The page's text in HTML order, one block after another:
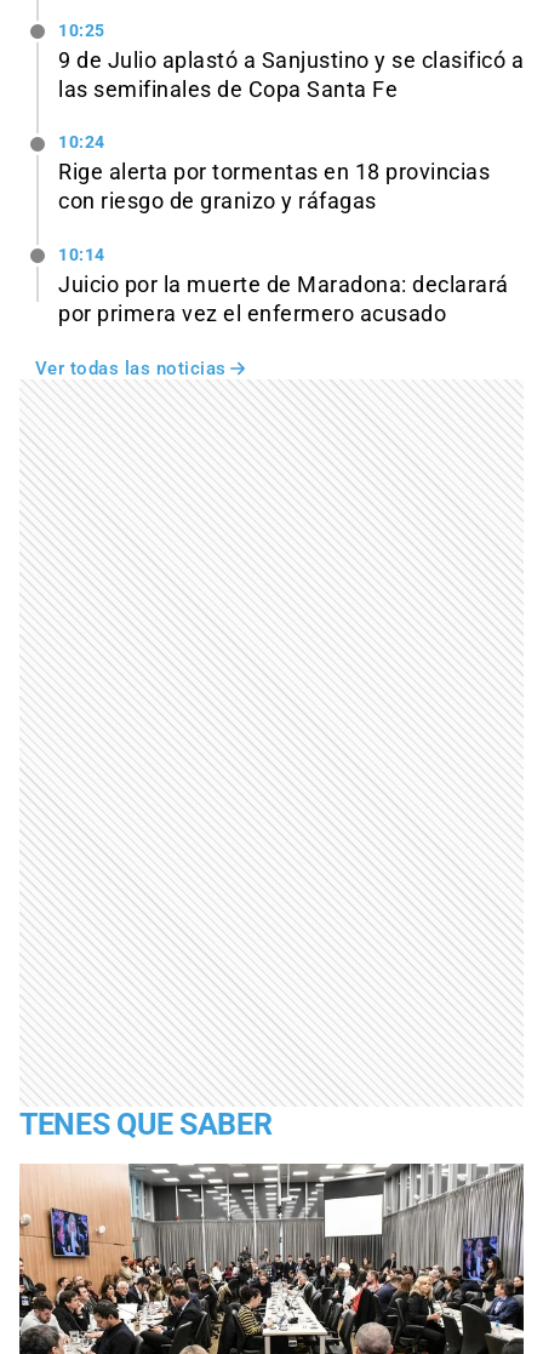
10:25
9 de Julio aplastó a Sanjustino y se clasificó a
las semifinales de Copa Santa Fe
10:24
Rige alerta por tormentas en 18 provincias
con riesgo de granizo y ráfagas
10:14
Juicio por la muerte de Maradona: declarará
por primera vez el enfermero acusado
Ver todas las noticias
TENES QUE SABER